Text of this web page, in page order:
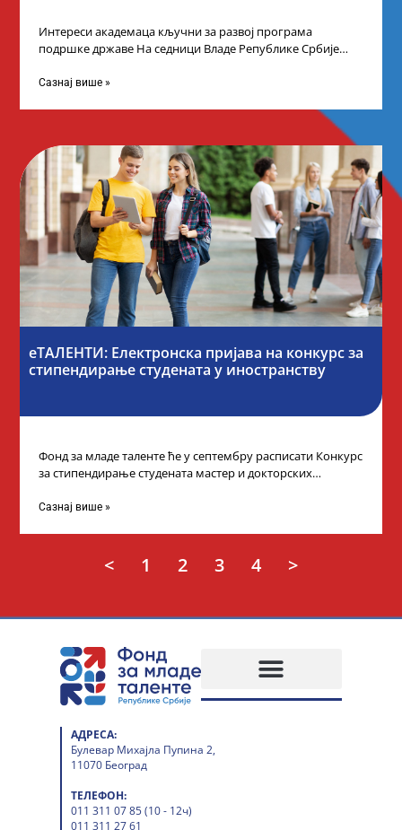
Интереси академаца кључни за развој програма
подршке државе На седници Владе Републике Србије
Сазнај више »
еТАЛЕНТИ: Електронска пријава на конкурс за
стипендирање студената у иностранству
Фонд за младе таленте ће у септембру расписати Конкурс
за стипендирање студената мастер и докторских
Сазнај више »
< 1 2 3 4 >
АДРЕСА:
Булевар Михајла Пупина 2,
11070 Београд
ТЕЛЕФОН:
011 311 07 85 (10 - 12ч)
011 311 27 61